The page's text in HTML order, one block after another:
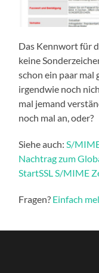
Das Kennwort für
keine
schon ein paar mal
irgendwie noch
mal jemand
noch mal an, oder?
Siehe auch:S/
Nachtrag zum
StartSSL S/MIME
Fragen? Einfach